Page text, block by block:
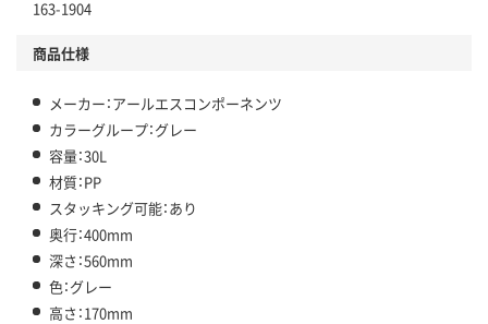
163-1904
商品仕様
メーカー：アールエスコンポーネンツ
カラーグループ：グレー
容量：30L
材質：PP
スタッキング可能：あり
奥行：400mm
深さ：560mm
色：グレー
高さ：170mm